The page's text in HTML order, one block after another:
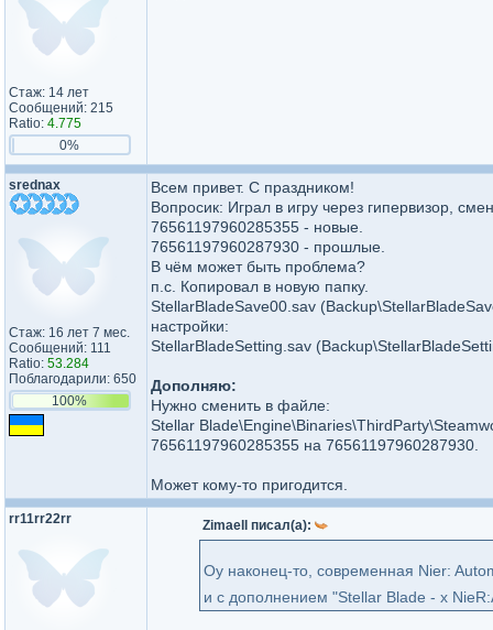
Стаж: 14 лет
Сообщений: 215
Ratio: 4.775
0%
srednax
Стаж: 16 лет 7 мес.
Сообщений: 111
Ratio: 53.284
Поблагодарили: 650
100%
Всем привет. С праздником!
Вопросик: Играл в игру через гипервизор,
76561197960285355 - новые.
76561197960287930 - прошлые.
В чём может быть проблема?
п.с. Копировал в новую папку.
StellarBladeSave00.sav
настройки:
StellarBladeSetting.sav
Дополняю:
Нужно сменить в файле:
Stellar
76561197960285355 на 76561197960287930.
Может кому-то пригодится.
rr11rr22rr Zimaell писал(а):
Оу наконец-то, современная Nier:
и с дополнением "Stellar Blade - x